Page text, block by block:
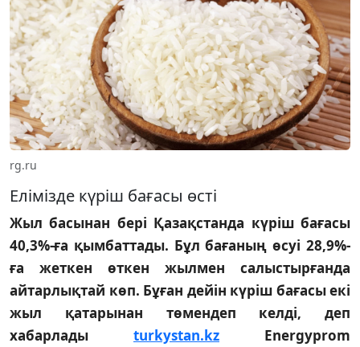
rg.ru
Елімізде күріш бағасы өсті
Жыл басынан бері Қазақстанда күріш бағасы
40,3%-ға қымбаттады. Бұл бағаның өсуі 28,9%-
ға жеткен өткен жылмен салыстырғанда
айтарлықтай көп. Бұған дейін күріш бағасы екі
жыл қатарынан төмендеп келді, деп
хабарлады turkystan.kz Energyprom